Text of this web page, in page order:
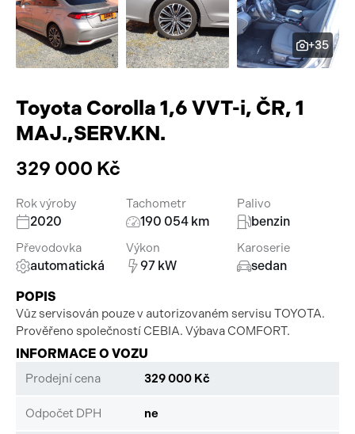
Pracovní stroje
Náhradní díly
Příslušenství
Auto a život
Videa
+35
Toyota Corolla 1,6 VVT-i, ČR, 1
MAJ.,SERV.KN.
329 000 Kč
Rok výroby
2020
Tachometr
190 054 km
Palivo
benzin
Převodovka
automatická
Výkon
97 kW
Karoserie
sedan
POPIS
Vůz servisován pouze v autorizovaném servisu TOYOTA.
Prověřeno společností CEBIA. Výbava COMFORT.
INFORMACE O VOZU
Prodejní cena 329 000 Kč
Odpočet DPH ne